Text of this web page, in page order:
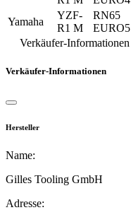
Yamaha
YZF-
R1 M
RN65
EURO5
Verkäufer-Informationen
Verkäufer-Informationen
Hersteller
Name:
Gilles Tooling GmbH
Adresse: